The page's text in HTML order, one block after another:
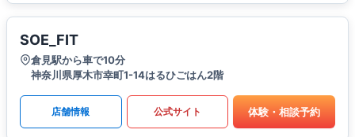
SOE_FIT
倉見駅から車で10分
神奈川県厚木市幸町1-14はるひごはん2階
店舗情報 公式サイト 体験・相談予約